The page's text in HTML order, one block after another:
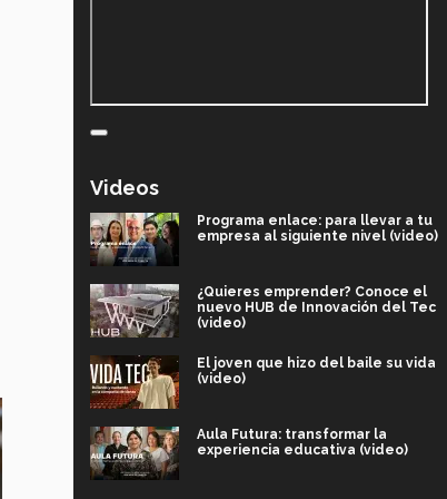
Videos
Programa enlace: para llevar a tu
empresa al siguiente nivel (video)
¿Quieres emprender? Conoce el
nuevo HUB de Innovación del Tec
(video)
El joven que hizo del baile su vida
(video)
Aula Futura: transformar la
experiencia educativa (video)